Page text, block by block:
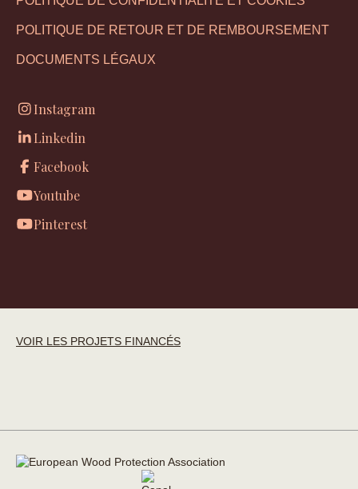
POLITIQUE DE RETOUR ET DE REMBOURSEMENT
DOCUMENTS LÉGAUX
Instagram
Linkedin
Facebook
Youtube
Pinterest
VOIR LES PROJETS FINANCÉS